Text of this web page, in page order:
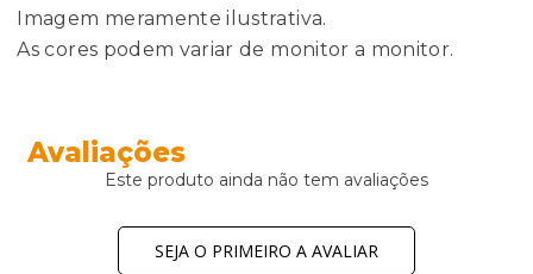
Imagem meramente ilustrativa.
As cores podem variar de monitor a monitor.
Avaliações
Este produto ainda não tem avaliações
SEJA O PRIMEIRO A AVALIAR